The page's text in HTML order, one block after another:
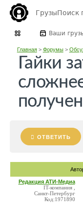
ГрузыПоиск
Ваши
Главная> Форумы>
Гайки
ОТВЕТИТЬ
Редакция АТИ-Медиа
IT-компания ,
Санкт-Петербург
Код:1971890